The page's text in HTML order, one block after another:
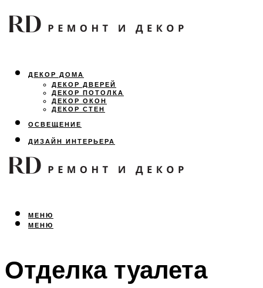
ДЕКОР ДОМА
ДЕКОР ДВЕРЕЙ
ДЕКОР ПОТОЛКА
ДЕКОР ОКОН
ДЕКОР СТЕН
ОСВЕЩЕНИЕ
ДИЗАЙН ИНТЕРЬЕРА
ЛАНДШАФТНЫЙ ДИЗАЙН
ВСЕ ПРО РЕМОНТ
МЕНЮ
МЕНЮ
Отделка туалета